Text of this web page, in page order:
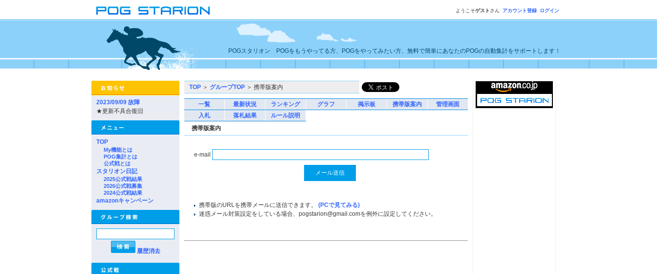
ようこそゲスト さん アカウント登録 ログイン
POGスタリオン POGをもうやってる方、POGをやってみたい方、無料で簡単にあなたのPOGの自動集計をサポートします！
2023/09/09 故障
★更新不具合復旧
TOP
My機能とは
POG集計とは
公式戦とは
スタリオン日記
2025公式戦結果
2026公式戦募集
2024公式戦結果
amazonキャンペーン
履歴消去
TOP ＞ グループTOP ＞ 携帯版案内
一覧 最新状況 ランキング グラフ 掲示板 携帯版案内
管理画面
入札
落札結果
ルール説明
携帯版案内
e-mail
携帯版のURLを携帯メールに送信できます。 (PCで見てみる)
迷惑メール対策設定をしている場合、pogstarion@gmail.comを例外に設定してください。